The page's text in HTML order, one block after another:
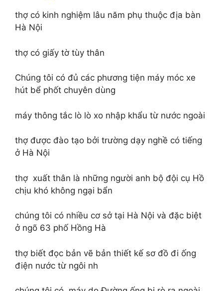
thợ có kinh nghiệm lâu năm phụ thuộc địa bàn
Hà Nội
thợ có giấy tờ tùy thân
Chúng tôi có đủ các phương tiện máy móc xe
hút bể phốt chuyên dùng
máy thông tắc lò lò xo nhập khẩu từ nước ngoài
thợ được đào tạo bởi trường dạy nghề có tiếng
ở Hà Nội
thợ xuất thân là những người anh bộ đội cụ Hồ
chịu khó không ngại bẩn
chúng tôi có nhiều cơ sở tại Hà Nội và đặc biệt
ở ngõ 63 phố Hồng Hà
thợ biết đọc bản vẽ bản thiết kế sơ đồ đi ống
điện nước từ ngôi nh